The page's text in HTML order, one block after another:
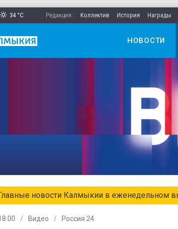
34 °C Редакция: Коллектив История Награды
НОВОСТИ
новости Калмыкии в еженедельном
Видео Россия 24